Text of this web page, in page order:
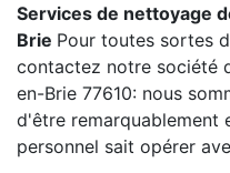
Services de nettoyage
Brie Pour toutes sortes
contactez notre société
en-Brie 77610: nous
d'être remarquablement
personnel sait opérer